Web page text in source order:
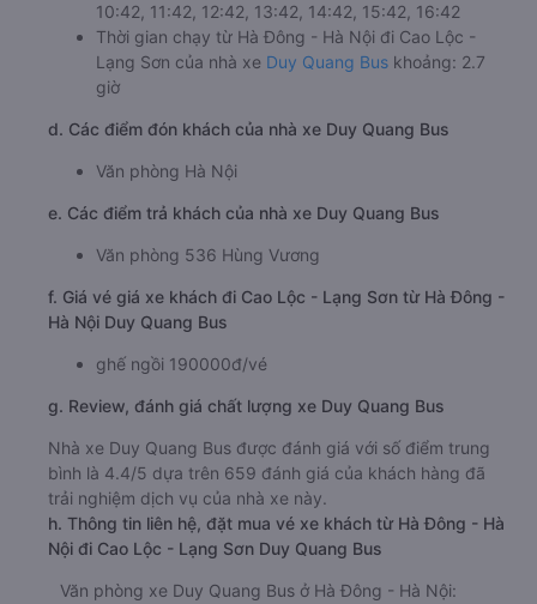
10:42, 11:42, 12:42, 13:42, 14:42, 15:42, 16:42
Thời gian chạy từ Hà Đông - Hà Nội đi Cao Lộc -
Lạng Sơn của nhà xe Duy Quang Bus khoảng: 2.7
giờ
d. Các điểm đón khách của nhà xe Duy Quang Bus
Văn phòng Hà Nội
e. Các điểm trả khách của nhà xe Duy Quang Bus
Văn phòng 536 Hùng Vương
f. Giá vé giá xe khách đi Cao Lộc - Lạng Sơn từ Hà Đông -
Hà Nội Duy Quang Bus
ghế ngồi 190000đ/vé
g. Review, đánh giá chất lượng xe Duy Quang Bus
Nhà xe Duy Quang Bus được đánh giá với số điểm trung
bình là 4.4/5 dựa trên 659 đánh giá của khách hàng đã
trải nghiệm dịch vụ của nhà xe này.
h. Thông tin liên hệ, đặt mua vé xe khách từ Hà Đông - Hà
Nội đi Cao Lộc - Lạng Sơn Duy Quang Bus
Văn phòng xe Duy Quang Bus ở Hà Đông - Hà Nội: